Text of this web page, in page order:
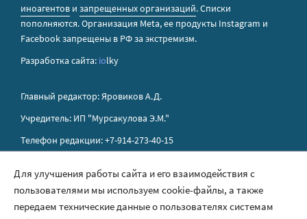
иноагентов и запрещенных организаций. Списки
пополняются. Организация Metа, ее продукты Instagram и
Facebook запрещены в РФ за экстремизм.
Разработка сайта: iolky
Главный редактор: Яровиков А.Д.
Учредитель: ИП "Мурсакулова Э.М."
Телефон редакции: +7-914-273-40-15
Правила сайта
Для улучшения работы сайта и его взаимодействия с
пользователями мы используем cookie-файлы, а также
передаем технические данные о пользователях системам